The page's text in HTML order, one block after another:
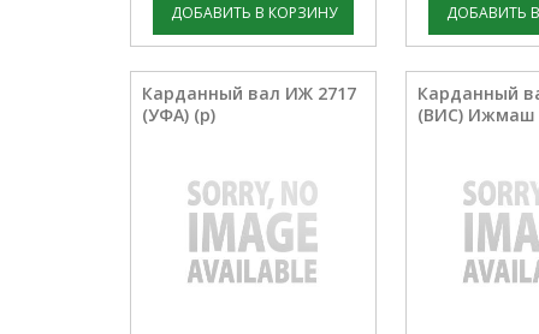
Карданный вал ИЖ 2717
(УФА) (р)
Карданный
(ВИС) Ижмаш